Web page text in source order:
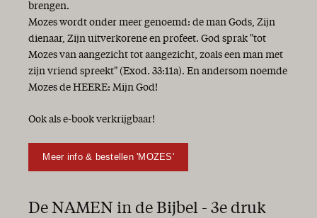
brengen.
Mozes wordt onder meer genoemd: de man Gods, Zijn
dienaar, Zijn uitverkorene en profeet. God sprak "tot
Mozes van aangezicht tot aangezicht, zoals een man met
zijn vriend spreekt" (Exod. 33:11a). En andersom noemde
Mozes de HEERE: Mijn God!
Ook als e-book verkrijgbaar!
Meer info & bestellen 'MOZES'
De NAMEN in de Bijbel - 3e druk